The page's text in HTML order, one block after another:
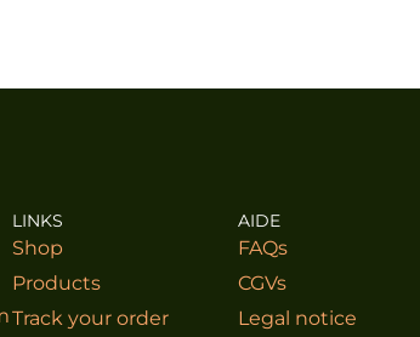
LINKS
Shop
Products
Track your order
AIDE
FAQs
CGVs
Legal notice